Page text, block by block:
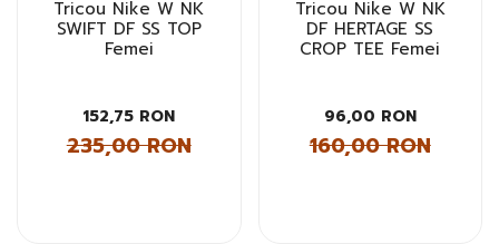
Tricou Nike W NK
SWIFT DF SS TOP
Femei
152,75 RON
235,00 RON
Tricou Nike W NK
DF HERTAGE SS
CROP TEE Femei
96,00 RON
160,00 RON